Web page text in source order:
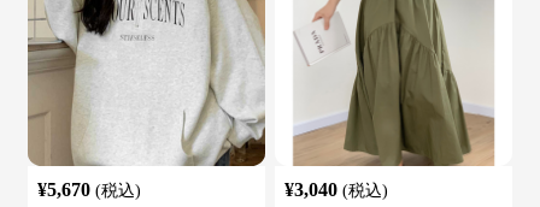
¥5,670 (税込) ¥3,040 (税込)